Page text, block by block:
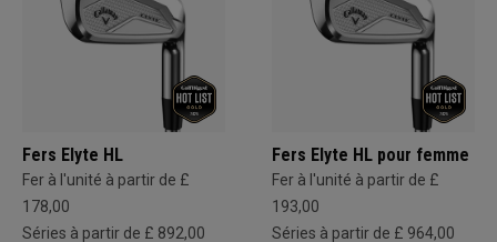
Fers Elyte HL
Fer à l'unité à partir de £
178,00
Séries à partir de £ 892,00
Fers Elyte HL pour femme
Fer à l'unité à partir de £
193,00
Séries à partir de £ 964,00